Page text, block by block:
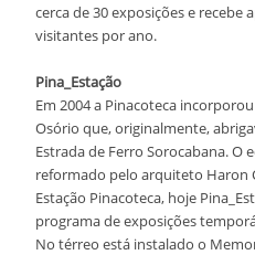
cerca de 30 exposições e recebe
visitantes por ano.
Pina_Estação
Em 2004 a Pinacoteca
Osório que, originalmente,
Estrada de Ferro Sorocabana. O
reformado pelo arquiteto Haron
Estação Pinacoteca, hoje
programa de exposições
No térreo está instalado o